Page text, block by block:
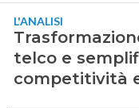
L'ANALISI
telco e
competitività